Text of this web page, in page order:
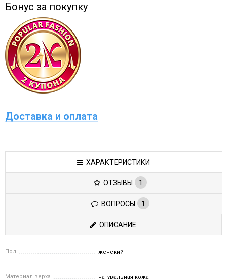
Бонус за покупку
Доставка и оплата
ХАРАКТЕРИСТИКИ
ОТЗЫВЫ 1
ВОПРОСЫ 1
ОПИСАНИЕ
Пол женский
Материал верха натуральная кожа